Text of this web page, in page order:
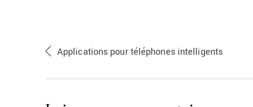
Applications pour téléphones intelligents